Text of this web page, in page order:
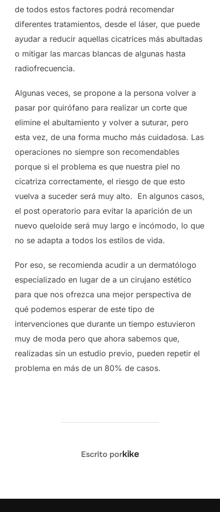
de todos estos factores podrá recomendar
diferentes tratamientos, desde el láser, que puede
ayudar a reducir aquellas cicatrices más abultadas
o mitigar las marcas blancas de algunas hasta
radiofrecuencia.
Algunas veces, se propone a la persona volver a
pasar por quirófano para realizar un corte que
elimine el abultamiento y volver a suturar, pero
esta vez, de una forma mucho más cuidadosa. Las
operaciones no siempre son recomendables
porque si el problema es que nuestra piel no
cicatriza correctamente, el riesgo de que esto
vuelva a suceder será muy alto. En algunos casos,
el post operatorio para evitar la aparición de un
nuevo queloide será muy largo e incómodo, lo que
no se adapta a todos los estilos de vida.
Por eso, se recomienda acudir a un dermatólogo
especializado en lugar de a un cirujano estético
para que nos ofrezca una mejor perspectiva de
qué podemos esperar de este tipo de
intervenciones que durante un tiempo estuvieron
muy de moda pero que ahora sabemos que,
realizadas sin un estudio previo, pueden repetir el
problema en más de un 80% de casos.
AUTOR DE LA ENTRADA
Escrito porkike